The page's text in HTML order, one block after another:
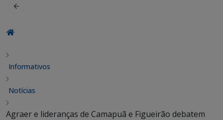
Informativos
Notícias
Agraer e lideranças de Camapuã e Figueirão debatem